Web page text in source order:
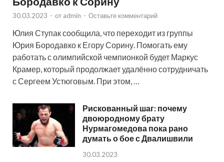
30.03.2023 - от admin - Оставьте комментарий
Юлия Ступак сообщила, что переходит из группы
Юрия Бородавко к Егору Сорину. Помогать ему
работать с олимпийской чемпионкой будет Маркус
Крамер, который продолжает удалённо сотрудничать
с Сергеем Устюговым. При этом, …
Рискованный шаг: почему
двоюродному брату
Нурмагомедова пока рано
думать о бое с Двалишвили
30.03.2023